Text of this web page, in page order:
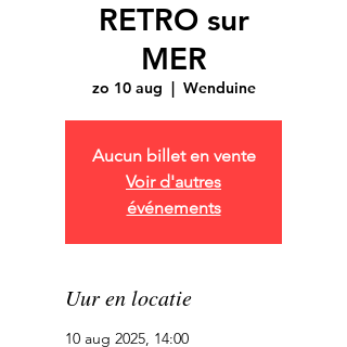
RETRO sur
MER
zo 10 aug
  |
Wenduine
Aucun billet en vente
Voir d'autres
événements
Uur en locatie
10 aug 2025, 14:00